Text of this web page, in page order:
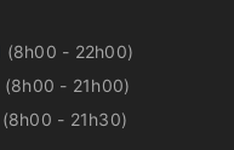
(8h00 - 22h00)
(8h00 - 21h00)
(8h00 - 21h30)